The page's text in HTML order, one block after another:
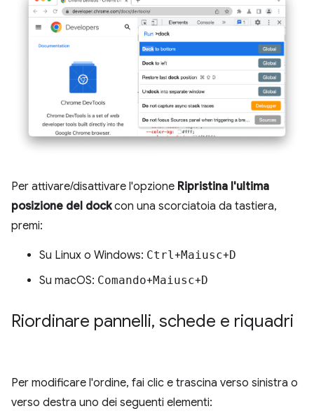
Per attivare/disattivare l'opzione Ripristina l'ultima
posizione del dockcon una scorciatoia da tastiera,
premi:
Su Linux o Windows: Ctrl+Maiusc+D
Su macOS: Comando+Maiusc+D
Riordinare pannelli, schede e riquadri
Per modificare l'ordine, fai clic e trascina verso sinistra o
verso destra uno dei seguenti elementi: